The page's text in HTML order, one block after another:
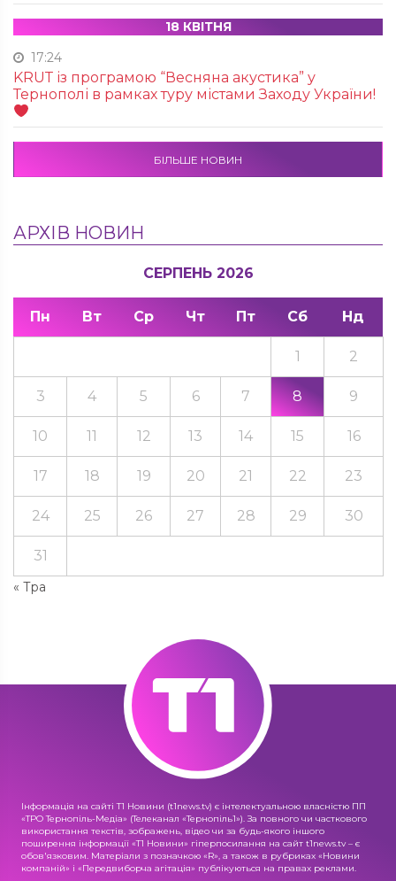
18 КВІТНЯ
17:24
KRUТ із програмою “Весняна акустика” у
Тернополі в рамках туру містами Заходу України!
БІЛЬШЕ НОВИН
АРХІВ НОВИН
СЕРПЕНЬ 2026
Пн Вт Ср Чт Пт Сб Нд
« Тра
1 2
3 4 5 6 7 8 9
10 11 12 13 14 15 16
17 18 19 20 21 22 23
24 25 26 27 28 29 30
31
Інформація на сайті Т1 Новини (t1news.tv) є інтелектуальною власністю ПП
«ТРО Тернопіль-Медіа» (Телеканал «Тернопіль1»). За повного чи часткового
використання текстів, зображень, відео чи за будь-якого іншого
поширення інформації «Т1 Новини» гіперпосилання на сайт t1news.tv – є
обов'язковим. Матеріали з позначкою «R», а також в рубриках «Новини
компаній» і «Передвиборча агітація» публікуються на правах реклами.